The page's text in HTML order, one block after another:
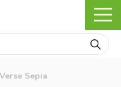
Verse Sepia